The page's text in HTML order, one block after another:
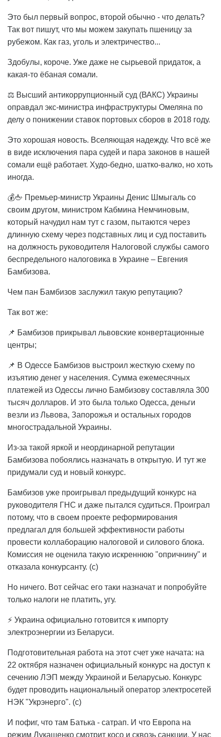
Это был первый вопрос, второй обычно - что делать?
Так вот пишут, что мы можем закупать пшеницу за
рубежом. Как газ, уголь и электричество...
Здобулы, короче. Уже даже не сырьевой придаток, а
какая-то ёбаная сомали.
⚖️ Высший антикоррупционный суд (ВАКС) Украины
оправдал экс-министра инфраструктуры Омеляна по
делу о понижении ставок портовых сборов в 2018 году.
Это хорошая новость. Вселяющая надежду. Что всё же
в виде исключения пара судей и пара законов в нашей
сомали ещё работает. Худо-бедно, шатко-валко, но хоть
иногда.
💰🖕 Премьер-министр Украины Денис Шмыгаль со
своим другом, министром Кабмина Немчиновым,
который начудил нам тут с газом, пытаются через
длинную схему через подставных лиц и суд поставить
на должность руководителя Налоговой службы самого
беспредельного налоговика в Украине – Евгения
Бамбизова.
Чем пан Бамбизов заслужил такую репутацию?
Так вот же:
📌 Бамбизов прикрывал львовские конвертационные
центры;
📌 В Одессе Бамбизов выстроил жесткую схему по
изъятию денег у населения. Сумма ежемесячных
платежей из Одессы лично Бамбизову составляла 300
тысяч долларов. И это была только Одесса, деньги
везли из Львова, Запорожья и остальных городов
многострадальной Украины.
Из-за такой яркой и неординарной репутации
Бамбизова побоялись назначать в открытую. И тут же
придумали суд и новый конкурс.
Бамбизов уже проигрывал предыдущий конкурс на
руководителя ГНС и даже пытался судиться. Проиграл
потому, что в своем проекте реформирования
предлагал для большей эффективности работы
провести коллаборацию налоговой и силового блока.
Комиссия не оценила такую искреннюю "опричнину" и
отказала конкурсанту. (с)
Но ничего. Вот сейчас его таки назначат и попробуйте
только налоги не платить, угу.
⚡ Украина официально готовится к импорту
электроэнергии из Беларуси.
Подготовительная работа на этот счет уже начата: на
22 октября назначен официальный конкурс на доступ к
сечению ЛЭП между Украиной и Беларусью. Конкурс
будет проводить национальный оператор электросетей
НЭК "Укрэнерго". (с)
И пофиг, что там Батька - сатрап. И что Европа на
режим Лукашенко смотрит косо и сквозь санкции. У нас